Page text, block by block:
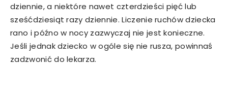
dziennie, a niektóre nawet czterdzieści pięć lub
sześćdziesiąt razy dziennie. Liczenie ruchów dziecka
rano i późno w nocy zazwyczaj nie jest konieczne.
Jeśli jednak dziecko w ogóle się nie rusza, powinnaś
zadzwonić do lekarza.